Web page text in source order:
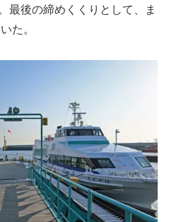
最後の締めくくりとして、ま
た。